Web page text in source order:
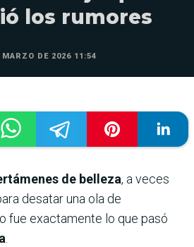
los rumores
MARZO DE 2026 11:54
de belleza, a veces
desatar una ola de
fue exactamente lo que pasó
.